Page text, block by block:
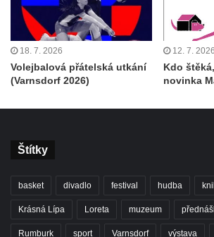
18. 7. 2026
Volejbalová přátelská utkání
(Varnsdorf 2026)
12. 7. 2026
Kdo
novinka
Štítky
basket divadlo festival hudba
Krásná Lípa Loreta muzeum
Rumburk sport Varnsdorf výstava